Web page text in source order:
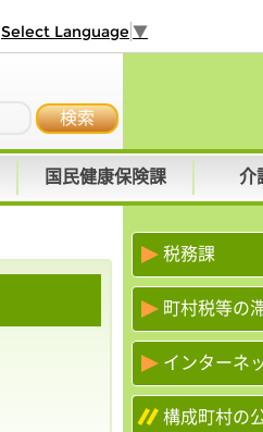
Select Language ▼
検索
国民健康保険課 介
税務課
町村税等の
インターネ
構成町村の